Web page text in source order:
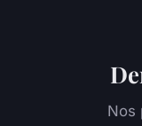
Nos